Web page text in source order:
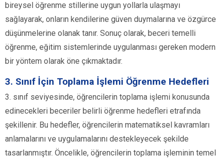
bireysel öğrenme stillerine uygun yollarla ulaşmayı
sağlayarak, onların kendilerine güven duymalarına ve özgürce
düşünmelerine olanak tanır. Sonuç olarak, beceri temelli
öğrenme, eğitim sistemlerinde uygulanması gereken modern
bir yöntem olarak öne çıkmaktadır.
3. Sınıf İçin Toplama İşlemi Öğrenme Hedefleri
3. sınıf seviyesinde, öğrencilerin toplama işlemi konusunda
edinecekleri beceriler belirli öğrenme hedefleri etrafında
şekillenir. Bu hedefler, öğrencilerin matematiksel kavramları
anlamalarını ve uygulamalarını destekleyecek şekilde
tasarlanmıştır. Öncelikle, öğrencilerin toplama işleminin temel